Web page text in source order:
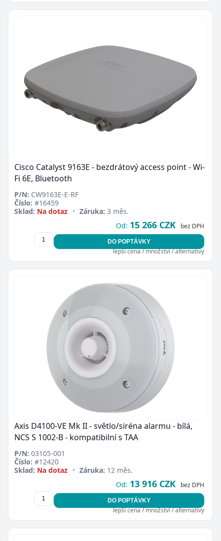
Cisco Catalyst 9163E - bezdrátový access point - Wi-
Fi 6E, Bluetooth
P/N: CW9163E-E-RF
Číslo: #16459
Sklad: Na dotaz • Záruka: 3 měs.
Od: 15 266 CZK bez DPH
DO POPTÁVKY
lepší cena / množství / alternativy
Axis D4100-VE Mk II - světlo/siréna alarmu - bílá,
NCS S 1002-B - kompatibilní s TAA
P/N: 03105-001
Číslo: #12420
Sklad: Na dotaz • Záruka: 12 měs.
Od: 13 916 CZK bez DPH
DO POPTÁVKY
lepší cena / množství / alternativy